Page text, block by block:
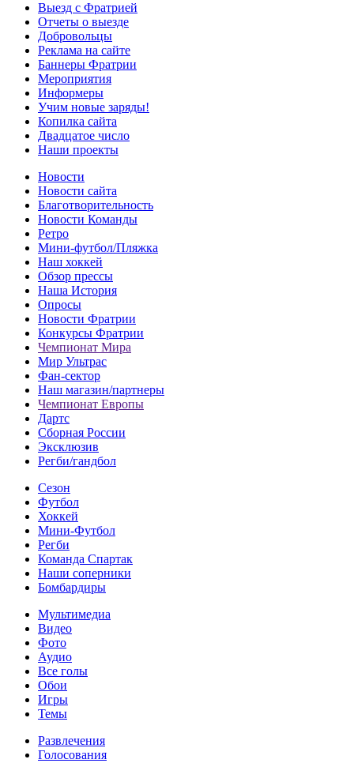
Выезд с Фратрией
Отчеты о выезде
Добровольцы
Реклама на сайте
Баннеры Фратрии
Мероприятия
Информеры
Учим новые заряды!
Копилка сайта
Двадцатое число
Наши проекты
Новости
Новости сайта
Благотворительность
Новости Команды
Ретро
Мини-футбол/Пляжка
Наш хоккей
Обзор прессы
Наша История
Опросы
Новости Фратрии
Конкурсы Фратрии
Чемпионат Мира
Мир Ультрас
Фан-cектор
Наш магазин/партнеры
Чемпионат Европы
Дартс
Сборная России
Эксклюзив
Регби/гандбол
Сезон
Футбол
Хоккей
Мини-Футбол
Регби
Команда Спартак
Наши соперники
Бомбардиры
Мультимедиа
Видео
Фото
Аудио
Все голы
Обои
Игры
Темы
Развлечения
Голосования